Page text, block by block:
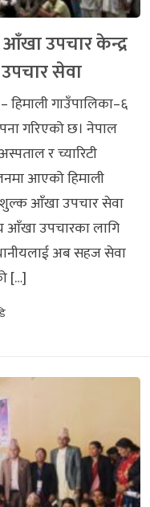
आँखा उपचार केन्द्र
सेवा
गाउँपालिका–६
गरिएको छ। नेपाल
र च्यारिटी
आएको हिमाली
आँखा उपचार सेवा
आँखा उपचारका लागि
अब सहज सेवा
[…]